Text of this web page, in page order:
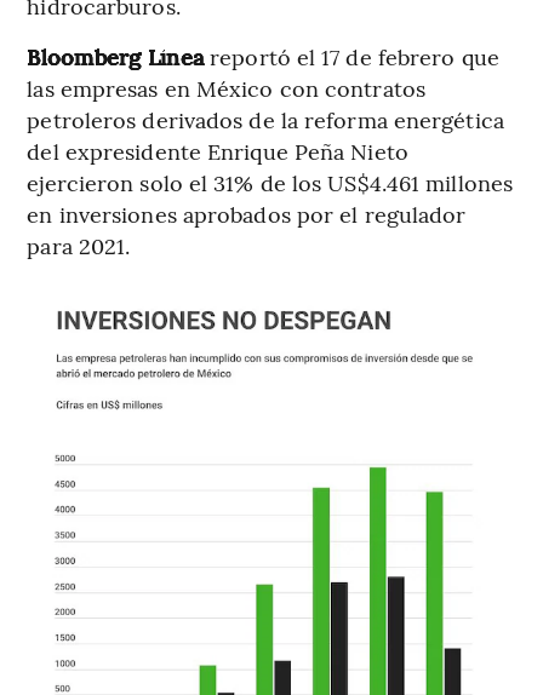
Bloomberg Líneareportó el 17 de febrero que
las empresas en México con contratos
petroleros derivados de la reforma energética
del expresidente Enrique Peña Nieto
ejercieron solo el 31% de los US$4.461 millones
en inversiones aprobados por el regulador
para 2021.